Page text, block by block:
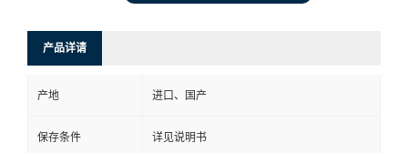
产品详请
产地 进口、国产
保存条件 详见说明书